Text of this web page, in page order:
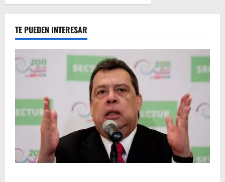
TE PUEDEN INTERESAR